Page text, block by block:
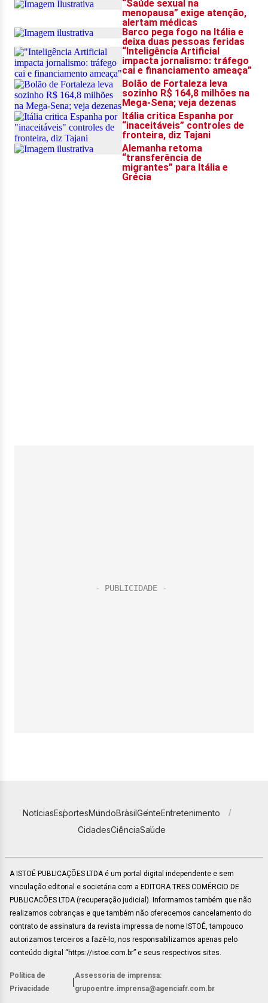
NotíciasEsportesMundoBrasilGenteEntretenimento
CidadesCiênciaSaúde
A ISTOÉ PUBLICAÇÕES LTDA é um portal digital independente e sem
vinculação editorial e societária com a EDITORA TRES COMÉRCIO DE
PUBLICACÕES LTDA (recuperação judicial). Informamos também que não
realizamos cobranças e que também não oferecemos cancelamento do
contrato de assinatura da revista impressa de nome ISTOÉ, tampouco
autorizamos terceiros a fazê-lo, nos responsabilizamos apenas pelo
conteúdo digital “https://istoe.com.br” e seus respectivos sites.
Política de
Privacidade
Assessoria de imprensa:
grupoentre.imprensa@agenciafr.com.br